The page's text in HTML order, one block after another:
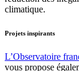
climatique.
Projets inspirants
L’Observatoire
vous propose